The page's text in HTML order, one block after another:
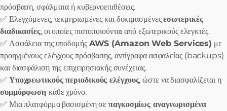
πρόσβαση, σφάλματα ή κυβερνοεπιθέσεις.
✅ Ελεγχόμενες, τεκμηριωμένες και δοκιμασμένεςεσωτερικές
διαδικασίες, οι οποίες πιστοποιούνται από εξωτερικούς ελεγκτές.
✅ Ασφάλεια της υποδομής AWS (Amazon Web Services) με
προηγμένους ελέγχους πρόσβασης, αντίγραφα ασφαλείας (backups)
και διασφάλιση της επιχειρησιακής συνέχειας.
✅ Υποχρεωτικούς περιοδικούς ελέγχους, ώστε να διασφαλίζεται η
συμμόρφωση κάθε χρόνο.
✅ Μια πλατφόρμα βασισμένη σεπαγκοσμίως αναγνωρισμένα